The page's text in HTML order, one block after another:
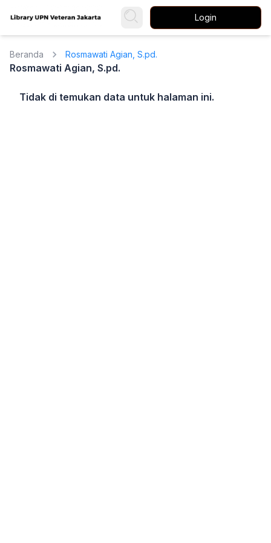
Login
Beranda Rosmawati Agian, S.pd.
Rosmawati Agian, S.pd.
Tidak di temukan data untuk halaman ini.